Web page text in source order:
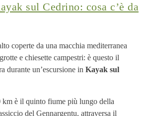
sul Cedrino: cosa c’è da
coperte da una macchia mediterranea
e chiesette campestri: è questo il
durante un’escursione in Kayak sul
è il quinto fiume più lungo della
del Gennargentu, attraversa il